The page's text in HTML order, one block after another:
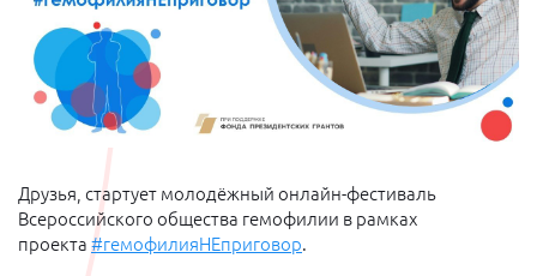
Друзья, стартует молодёжный онлайн-фестиваль
Всероссийского общества гемофилии в рамках
проекта #гемофилияНЕприговор.